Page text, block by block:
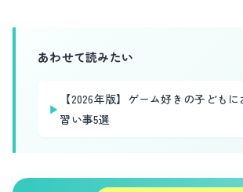
あわせて読みたい
▶
【2026年版】ゲーム好きの子ども
習い事5選